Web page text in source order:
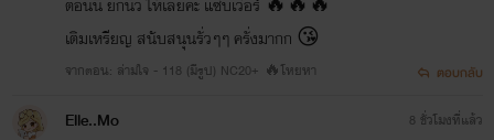
ตอนนี้ ยกนิ้ว ให้เลยคะ แซ่บเว่อร์ 🔥🔥🔥
เติมเหรียญ สนับสนุนรั่วๆๆ ครั่งมากก 😘
จากตอน: ล่ามใจ - 118 (มีรูป) NC20+ 🔥โหยหา ตอบกลับ
Elle..Mo 8 ชั่วโมงที่แล้ว